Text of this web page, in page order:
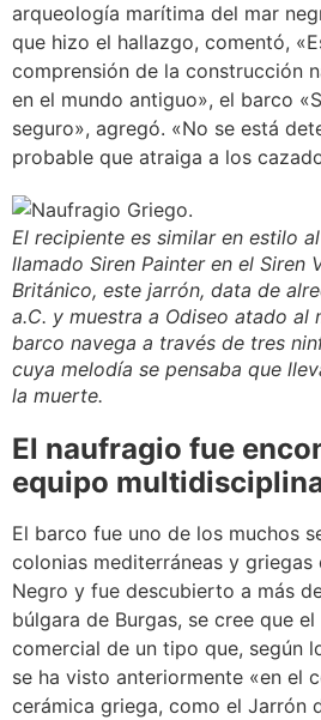
arqueología marítima del mar
que hizo el hallazgo, comentó,
comprensión de la construcción
en el mundo antiguo», el barco
seguro», agregó. «No se está
probable que atraiga a los
El recipiente es similar en estilo
llamado Siren Painter en el Siren
Británico, este jarrón, data de
a.C. y muestra a Odiseo atado al
barco navega a través de tres
cuya melodía se pensaba que
la muerte.
El naufragio fue
equipo
El barco fue uno de los muchos
colonias mediterráneas y
Negro y fue descubierto a más
búlgara de Burgas, se cree que
comercial de un tipo que, según
se ha visto anteriormente «en el
cerámica griega, como el Jarrón